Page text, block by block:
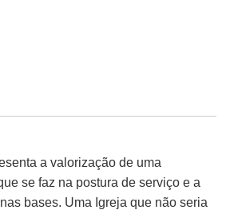
a valorização de uma
se faz na postura de serviço e a
bases. Uma Igreja que não seria